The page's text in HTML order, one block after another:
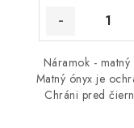
Náramok - matný
Matný ónyx je
Chráni pred